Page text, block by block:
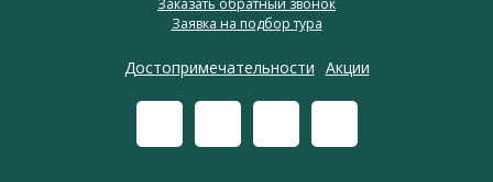
Достопримечательности Акции
Заказать обратный звонок
Заявка на подбор тура